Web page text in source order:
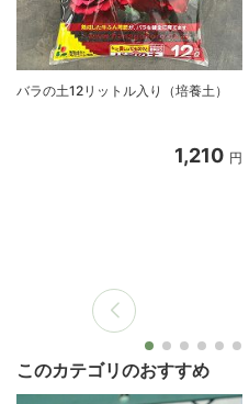
バラの土12リットル入り（培養土）
1,210 円
このカテゴリのおすすめ